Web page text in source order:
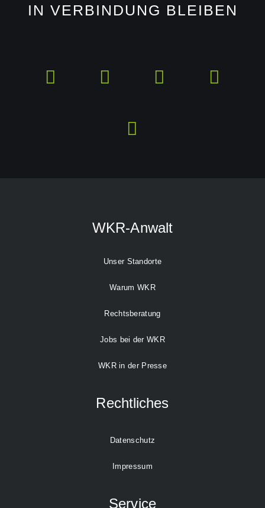
IN VERBINDUNG BLEIBEN
WKR-Anwalt
Unser Standorte
Warum WKR
Rechtsberatung
Jobs bei der WKR
WKR in der Presse
Rechtliches
Datenschutz
Impressum
Service